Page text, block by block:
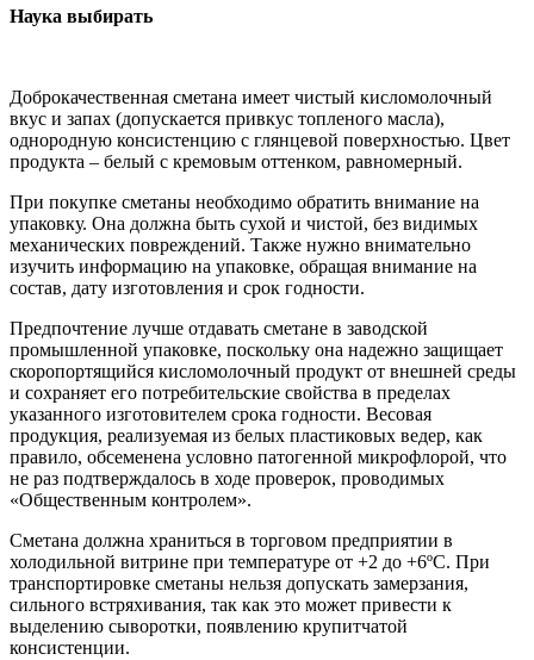
Наука выбирать
Доброкачественная сметана имеет чистый кисломолочный
вкус и запах (допускается привкус топленого масла),
однородную консистенцию с глянцевой поверхностью. Цвет
продукта – белый с кремовым оттенком, равномерный.
При покупке сметаны необходимо обратить внимание на
упаковку. Она должна быть сухой и чистой, без видимых
механических повреждений. Также нужно внимательно
изучить информацию на упаковке, обращая внимание на
состав, дату изготовления и срок годности.
Предпочтение лучше отдавать сметане в заводской
промышленной упаковке, поскольку она надежно защищает
скоропортящийся кисломолочный продукт от внешней среды
и сохраняет его потребительские свойства в пределах
указанного изготовителем срока годности. Весовая
продукция, реализуемая из белых пластиковых ведер, как
правило, обсеменена условно патогенной микрофлорой, что
не раз подтверждалось в ходе проверок, проводимых
«Общественным контролем».
Сметана должна храниться в торговом предприятии в
холодильной витрине при температуре от +2 до +6ºС. При
транспортировке сметаны нельзя допускать замерзания,
сильного встряхивания, так как это может привести к
выделению сыворотки, появлению крупитчатой
консистенции.